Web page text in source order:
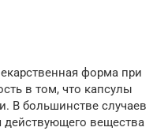
форма при
в том, что капсулы
В большинстве случаев
действующего вещества